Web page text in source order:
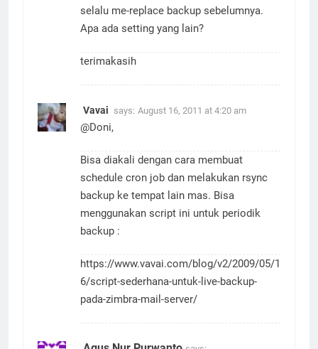
selalu me-replace backup sebelumnya.
Apa ada setting yang lain?
terimakasih
Vavai says: August 16, 2011 at 4:20 am
@Doni,
Bisa diakali dengan cara membuat
schedule cron job dan melakukan rsync
backup ke tempat lain mas. Bisa
menggunakan script ini untuk periodik
backup :
https://www.vavai.com/blog/v2/2009/05/1
6/script-sederhana-untuk-live-backup-
pada-zimbra-mail-server/